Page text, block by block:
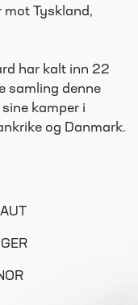
mot Tyskland,
har kalt inn 22
samling denne
kamper i
og Danmark.